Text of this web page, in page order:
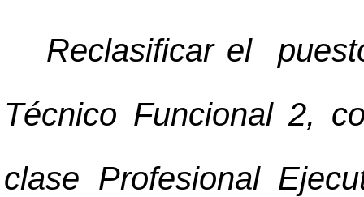
Reclasificar el
Técnico Funcional 2,
clase Profesional